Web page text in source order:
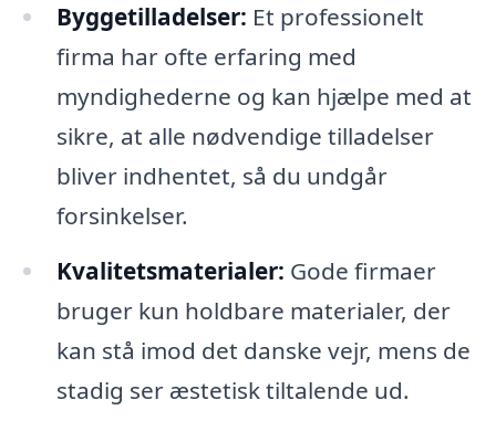
Byggetilladelser: Et professionelt
firma har ofte erfaring med
myndighederne og kan hjælpe med at
sikre, at alle nødvendige tilladelser
bliver indhentet, så du undgår
forsinkelser.
Kvalitetsmaterialer: Gode firmaer
bruger kun holdbare materialer, der
kan stå imod det danske vejr, mens de
stadig ser æstetisk tiltalende ud.